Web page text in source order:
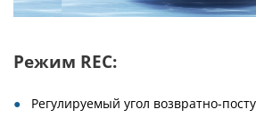
Режим REC:
Регулируемый угол возвратно-